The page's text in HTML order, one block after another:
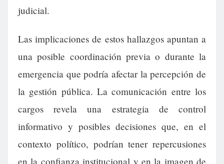
judicial.
Las implicaciones de estos hallazgos apuntan a
una posible coordinación previa o durante la
emergencia que podría afectar la percepción de
la gestión pública. La comunicación entre los
cargos revela una estrategia de control
informativo y posibles decisiones que, en el
contexto político, podrían tener repercusiones
en la confianza institucional y en la imagen de